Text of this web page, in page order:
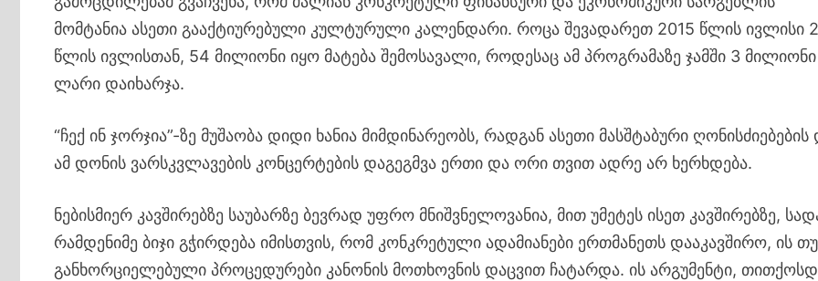
მომტანია ასეთი გააქტიურებული კულტურული კალენდარი. როცა შევადარეთ 2015 წლის ივლისი
წლის ივლისთან, 54 მილიონი იყო მატება შემოსავალი, როდესაც ამ პროგრამაზე ჯამში 3 მილიონი
ლარი დაიხარჯა.
“ჩექ ინ ჯორჯია”-ზე მუშაობა დიდი ხანია მიმდინარეობს, რადგან ასეთი მასშტაბური ღონისძიებების
ამ დონის ვარსკვლავების კონცერტების დაგეგმვა ერთი და ორი თვით ადრე არ ხერხდება.
ნებისმიერ კავშირებზე საუბარზე ბევრად უფრო მნიშვნელოვანია, მით უმეტეს ისეთ კავშირებზე,
რამდენიმე ბიჯი გჭირდება იმისთვის, რომ კონკრეტული ადამიანები ერთმანეთს დააკავშირო, ის თუ
განხორციელებული პროცედურები კანონის მოთხოვნის დაცვით ჩატარდა. ის არგუმენტი,